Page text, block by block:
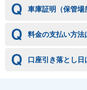
車庫証明（保管場
料金の支払い方法
口座引き落とし日